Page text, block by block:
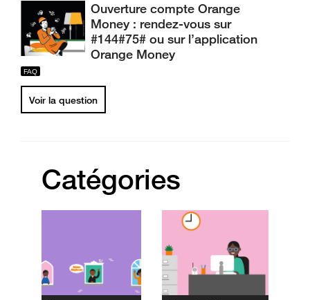
Ouverture compte Orange
Money : rendez-vous sur
#144#75# ou sur l’application
Orange Money
Voir la question
Catégories